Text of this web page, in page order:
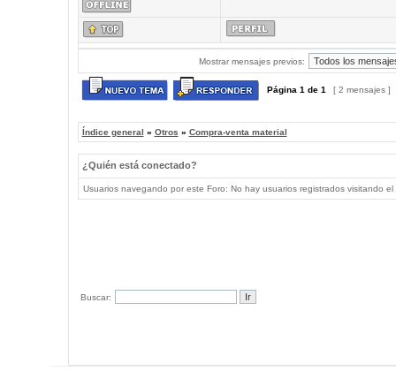
Mostrar mensajes previos:
Página 1 de 1 [ 2 mensajes ]
Índice general » Otros » Compra-venta material
¿Quién está conectado?
Usuarios navegando por este Foro: No hay usuarios registrados visitando
Buscar: